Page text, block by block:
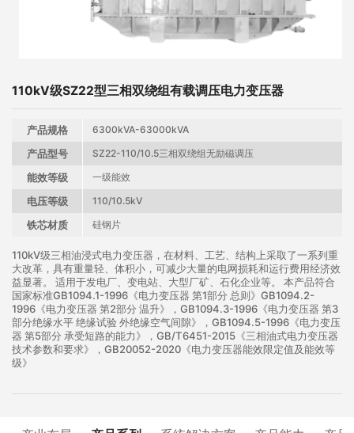
110kV级SZ22型三相双绕组有载调压电力变压器
产品规格 6300kVA-63000kVA
产品型号 SZ22-110/10.5三相双绕组无励磁调压
能效等级 一级能效
电压等级 110/10.5kV
铁芯材质 硅钢片
110kV级三相油浸式电力变压器，在材料、工艺、结构上采取了一系列重
大改革，具有重量轻、体积小，可减少大量的电网损耗和运行费用经济效
益显著。 适用于发电厂、变电站、大型厂矿、石化企业等。 本产品符合
国家标准GB1094.1-1996《电力变压器 第1部分 总则》GB1094.2-
1996《电力变压器 第2部分 温升》，GB1094.3-1996《电力变压器 第3
部分绝缘水平 绝缘试验 外绝缘空气间隙》，GB1094.5-1996《电力变压
器 第5部分 承受短路的能力》，GB/T6451-2015《三相油式电力变压器
技术参数和要求》，GB20052-2020《电力变压器能效限定值及能效等
级》